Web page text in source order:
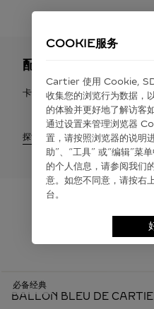
配送与退货
卡地亚提供免费配送服务。您
探索
为
必备经典
COOKIE服务
Cartier 使⽤ Cookie,
收集您的浏览⾏为数据，
的体验并更好地了解访客
通过设置来管理浏览器
置，请按照浏览器的说明
助”、“⼯具” 或“编辑”菜
的个⼈信息，请参阅我们
意。如您不同意，请按右
台。